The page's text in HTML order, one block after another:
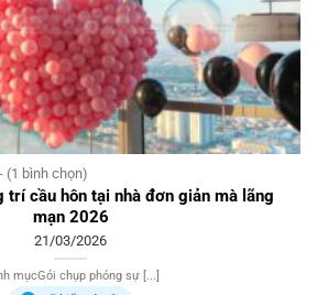
(1 bình chọn)
trí cầu hôn tại nhà đơn giản mà lãng
mạn 2026
21/03/2026
mụcGói chụp phóng sự [...]